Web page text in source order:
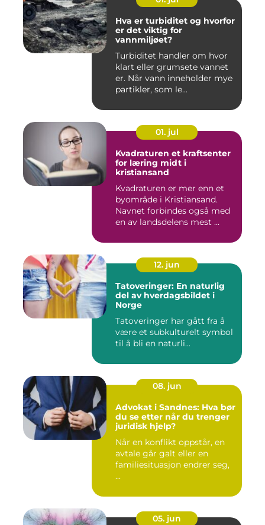
Hva er turbiditet og hvorfor
er det viktig for
vannmiljøet?
Turbiditet handler om hvor
klart eller grumsete vannet
er. Når vann inneholder mye
partikler, som le...
01. jul
Kvadraturen et kraftsenter
for læring midt i
kristiansand
Kvadraturen er mer enn et
byområde i Kristiansand.
Navnet forbindes også med
en av landsdelens mest ...
12. jun
Tatoveringer: En naturlig
del av hverdagsbildet i
Norge
Tatoveringer har gått fra å
være et subkulturelt symbol
til å bli en naturli...
08. jun
Advokat i Sandnes: Hva bør
du se etter når du trenger
juridisk hjelp?
Når en konflikt oppstår, en
avtale går galt eller en
familiesituasjon endrer seg,
...
05. jun